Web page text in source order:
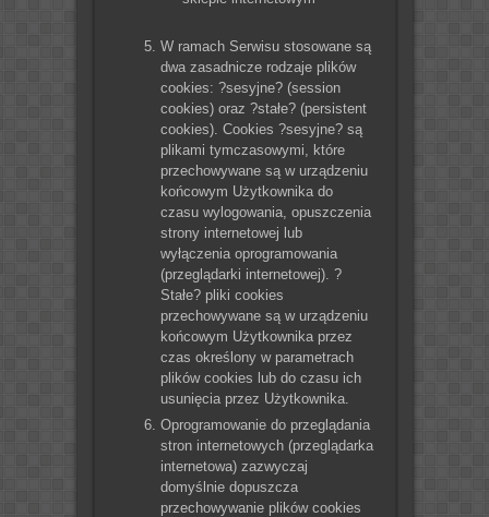
W ramach Serwisu stosowane są
dwa zasadnicze rodzaje plików
cookies: ?sesyjne? (session
cookies) oraz ?stałe? (persistent
cookies). Cookies ?sesyjne? są
plikami tymczasowymi, które
przechowywane są w urządzeniu
końcowym Użytkownika do
czasu wylogowania, opuszczenia
strony internetowej lub
wyłączenia oprogramowania
(przeglądarki internetowej). ?
Stałe? pliki cookies
przechowywane są w urządzeniu
końcowym Użytkownika przez
czas określony w parametrach
plików cookies lub do czasu ich
usunięcia przez Użytkownika.
Oprogramowanie do przeglądania
stron internetowych (przeglądarka
internetowa) zazwyczaj
domyślnie dopuszcza
przechowywanie plików cookies